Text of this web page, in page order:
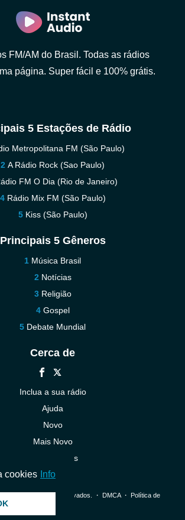
FM/AM do Brasil. Todas as rádios
página. Super fácil e 100% grátis.
5 Estações de Rádio
Metropolitana FM (São Paulo)
A Rádio Rock (Sao Paulo)
FM O Dia (Rio de Janeiro)
Rádio Mix FM (São Paulo)
Kiss (São Paulo)
Principais 5 Gêneros
Música Brasil
Notícias
Religião
Gospel
Debate Mundial
Cerca de
Inclua a sua rádio
Ajuda
Novo
Mais Novo
Contacte-nos
Todos os direitos reservados. ・ DMCA・ Política de
cookies Info